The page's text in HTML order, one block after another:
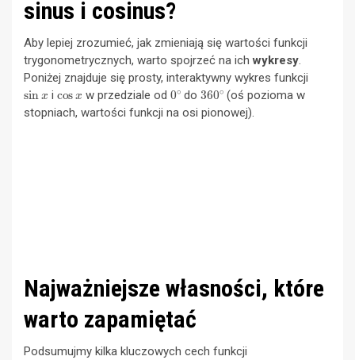
sinus i cosinus?
Aby lepiej zrozumieć, jak zmieniają się wartości funkcji
trygonometrycznych, warto spojrzeć na ichwykresy.
Poniżej znajduje się prosty, interaktywny wykres funkcji
sin i cos xw przedziale od 0∘ do360∘(oś pozioma w
stopniach, wartości funkcji na osi pionowej).
Najważniejsze własności, które
warto zapamiętać
Podsumujmy kilka kluczowych cech funkcji